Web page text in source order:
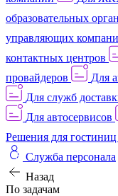
образовательных
управляющих
контактных центров
провайдеров
Для
Для служб
Для автосервисов
Решения для гостиниц
Служба персонала
Назад
По задачам